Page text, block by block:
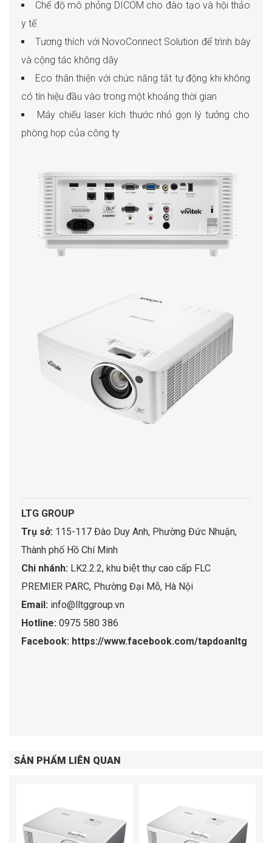
Chế độ mô phỏng DICOM cho đào tạo và hội thảo
y tế
Tương thích với NovoConnect Solution để trình bày
và cộng tác không dây
Eco thân thiện với chức năng tắt tự động khi không
có tín hiệu đầu vào trong một khoảng thời gian
Máy chiếu laser kích thước nhỏ gọn lý tưởng cho
phòng họp của công ty
LTG GROUP
Trụ sở: 115-117 Đào Duy Anh, Phường Đức Nhuận,
Thành phố Hồ Chí Minh
Chi nhánh: LK2.2.2, khu biệt thự cao cấp FLC
PREMIER PARC, Phường Đại Mỗ, Hà Nội
Email: info@lltggroup.vn
Hotline: 0975 580 386
Facebook: https://www.facebook.com/tapdoanltg
SẢN PHẨM LIÊN QUAN